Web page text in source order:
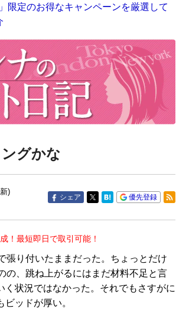
限定のお得なキャンペーンを厳選して
グかな
)
シェア 優先登録
！最短即日で取引可能！
り付いたままだった。ちょっとだけ
の、跳ね上がるにはまだ材料不足と言
状況ではなかった。それでもさすがに
ッドが厚い。